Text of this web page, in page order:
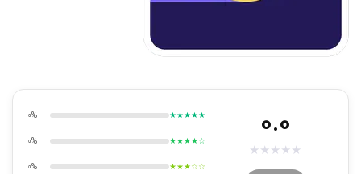
0.0
★
★
★
★
★
★★★★★
0%
★★★★☆
0%
★★★☆☆
0%